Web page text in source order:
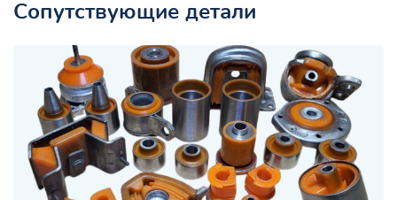
Сопутствующие детали